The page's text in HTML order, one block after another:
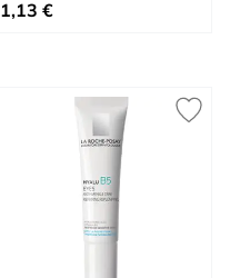
Tão baixo quanto
1,13 €